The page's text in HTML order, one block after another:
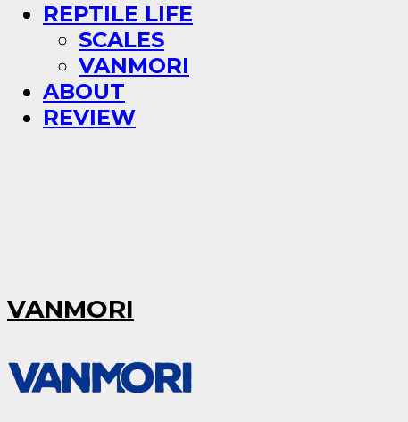
REPTILE LIFE
SCALES
VANMORI
ABOUT
REVIEW
VANMORI